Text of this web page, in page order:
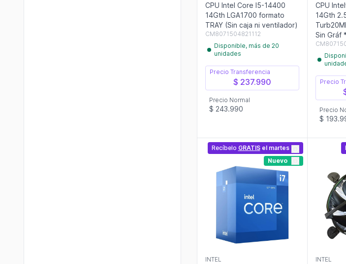
CPU Intel Core I5-14400
14Gth LGA1700 formato
TRAY (Sin caja ni ventilador)
CM8071504821112
Disponible, más de 20
unidades
Precio Transferencia
$ 237.990
Precio Normal
$ 243.990
CPU
14Gth
Sin Gráf
Precio
Precio
$
Recíbelo GRATISel martes
Nuevo
INTEL INTEL